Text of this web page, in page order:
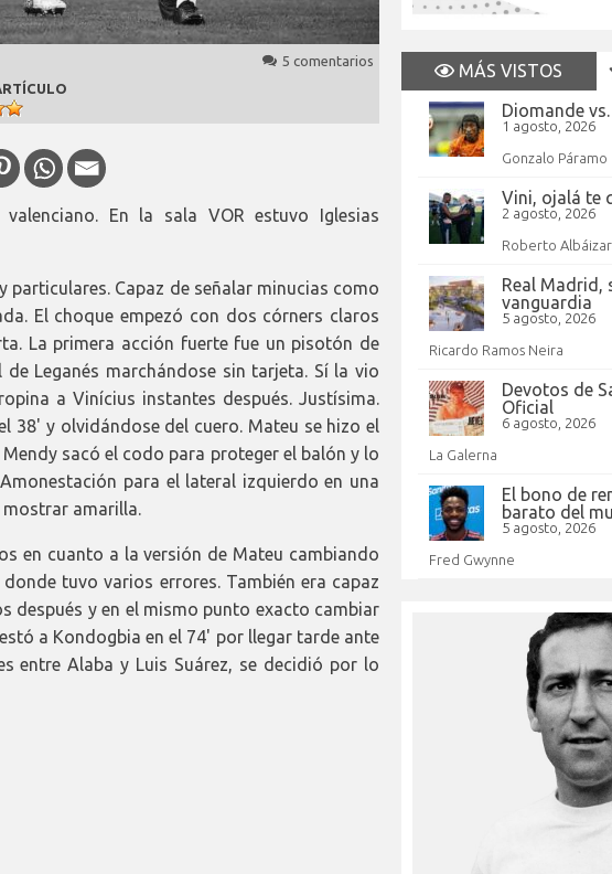
5 comentarios
En la sala VOR estuvo Iglesias
particulares. Capaz de señalar minucias como
El choque empezó con dos córners claros
La primera acción fuerte fue un pisotón de
Leganés marchándose sin tarjeta. Sí la vio
a Vinícius instantes después. Justísima.
38' y olvidándose del cuero. Mateu se hizo el
sacó el codo para proteger el balón y lo
para el lateral izquierdo en una
amarilla.
en cuanto a la versión de Mateu cambiando
tuvo varios errores. También era capaz
después y en el mismo punto exacto cambiar
a Kondogbia en el 74' por llegar tarde ante
entre Alaba y Luis Suárez, se decidió por lo
MÁS VISTOS
Diomande
1 agosto, 2026
Gonzalo Páramo
Vini, ojalá te
2 agosto, 2026
Roberto
Real Madrid,
vanguardia
5 agosto, 2026
Ricardo Ramos Neira
Devotos de
Oficial
6 agosto, 2026
La Galerna
El bono de
barato del
5 agosto, 2026
Fred Gwynne